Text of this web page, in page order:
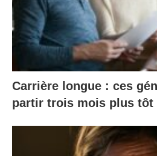
Carrière longue : ces
partir trois mois plus tôt